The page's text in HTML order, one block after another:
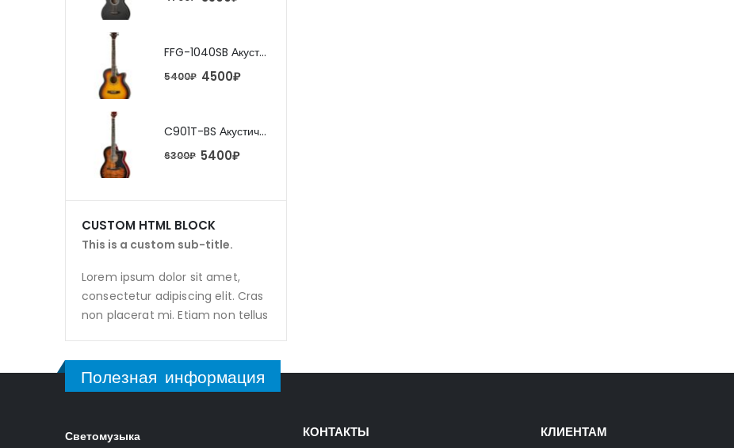
FFG-1040SB Акустическая гитара, санберст, с вырезом, Foix
5400₽ 4500₽
C901T-BS Акустическая гитара, с вырезом, санберст, Caraya
6300₽ 5400₽
CUSTOM HTML BLOCK
This is a custom sub-title.
Lorem ipsum dolor sit amet,
consectetur adipiscing elit. Cras
non placerat mi. Etiam non tellus
Полезная информация
Светомузыка КОНТАКТЫ КЛИЕНТАМ